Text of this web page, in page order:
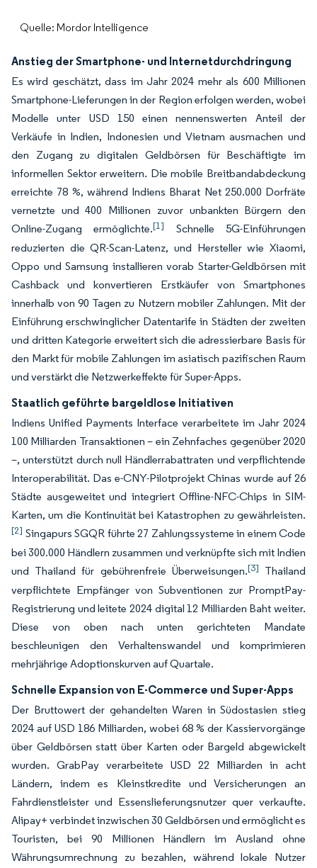
Quelle: Mordor Intelligence
Anstieg der Smartphone- und Internetdurchdringung
Es wird geschätzt, dass im Jahr 2024 mehr als 600 Millionen
Smartphone-Lieferungen in der Region erfolgen werden, wobei
Modelle unter USD 150 einen nennenswerten Anteil der
Verkäufe in Indien, Indonesien und Vietnam ausmachen und
den Zugang zu digitalen Geldbörsen für Beschäftigte im
informellen Sektor erweitern. Die mobile Breitbandabdeckung
erreichte 78 %, während Indiens Bharat Net 250.000 Dorfräte
vernetzte und 400 Millionen zuvor unbankten Bürgern den
Online-Zugang ermöglichte.[1]
Schnelle 5G-Einführungen
reduzierten die QR-Scan-Latenz, und Hersteller wie Xiaomi,
Oppo und Samsung installieren vorab Starter-Geldbörsen mit
Cashback und konvertieren Erstkäufer von Smartphones
innerhalb von 90 Tagen zu Nutzern mobiler Zahlungen. Mit der
Einführung erschwinglicher Datentarife in Städten der zweiten
und dritten Kategorie erweitert sich die adressierbare Basis für
den Markt für mobile Zahlungen im asiatisch pazifischen Raum
und verstärkt die Netzwerkeffekte für Super-Apps.
Staatlich geführte bargeldlose Initiativen
Indiens Unified Payments Interface verarbeitete im Jahr 2024
100 Milliarden Transaktionen – ein Zehnfaches gegenüber 2020
–, unterstützt durch null Händlerrabattraten und verpflichtende
Interoperabilität. Das e-CNY-Pilotprojekt Chinas wurde auf 26
Städte ausgeweitet und integriert Offline-NFC-Chips in SIM-
Karten, um die Kontinuität bei Katastrophen zu gewährleisten.
[2] Singapurs SGQR führte 27 Zahlungssysteme in einem Code
bei 300.000 Händlern zusammen und verknüpfte sich mit Indien
und Thailand für gebührenfreie Überweisungen.[3] Thailand
verpflichtete Empfänger von Subventionen zur PromptPay-
Registrierung und leitete 2024 digital 12 Milliarden Baht weiter.
Diese von oben nach unten gerichteten Mandate
beschleunigen den Verhaltenswandel und komprimieren
mehrjährige Adoptionskurven auf Quartale.
Schnelle Expansion von E-Commerce und Super-Apps
Der Bruttowert der gehandelten Waren in Südostasien stieg
2024 auf USD 186 Milliarden, wobei 68 % der Kassiervorgänge
über Geldbörsen statt über Karten oder Bargeld abgewickelt
wurden. GrabPay verarbeitete USD 22 Milliarden in acht
Ländern, indem es Kleinstkredite und Versicherungen an
Fahrdienstleister und Essenslieferungsnutzer quer verkaufte.
Alipay+ verbindet inzwischen 30 Geldbörsen und ermöglicht es
Touristen, bei 90 Millionen Händlern im Ausland ohne
Währungsumrechnung zu bezahlen, während lokale Nutzer